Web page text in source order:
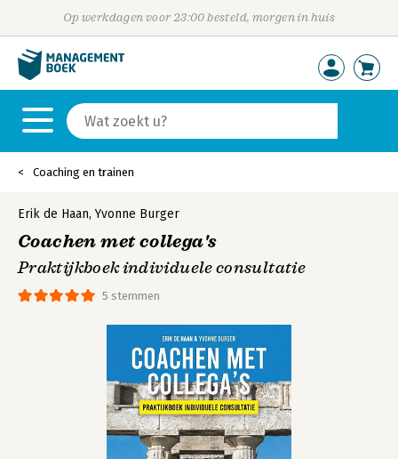
Op werkdagen voor 23:00 besteld, morgen in huis
Coaching en trainen
5 stemmen
Erik de Haan,Yvonne Burger
Coachen met collega's
Praktijkboek individuele consultatie